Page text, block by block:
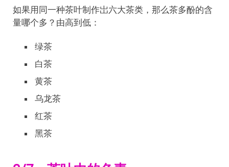
如果用同一种茶叶制作岀六大茶类，那么茶多酚的含
量哪个多？由高到低：
绿茶
白茶
黄茶
乌龙茶
红茶
黑茶